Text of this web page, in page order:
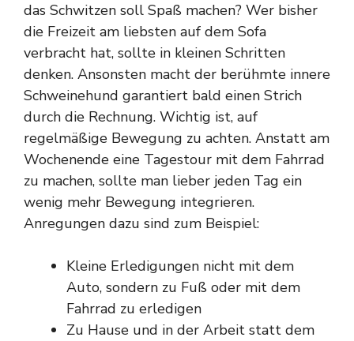
das Schwitzen soll Spaß machen? Wer bisher
die Freizeit am liebsten auf dem Sofa
verbracht hat, sollte in kleinen Schritten
denken. Ansonsten macht der berühmte innere
Schweinehund garantiert bald einen Strich
durch die Rechnung. Wichtig ist, auf
regelmäßige Bewegung zu achten. Anstatt am
Wochenende eine Tagestour mit dem Fahrrad
zu machen, sollte man lieber jeden Tag ein
wenig mehr Bewegung integrieren.
Anregungen dazu sind zum Beispiel:
Kleine Erledigungen nicht mit dem
Auto, sondern zu Fuß oder mit dem
Fahrrad zu erledigen
Zu Hause und in der Arbeit statt dem